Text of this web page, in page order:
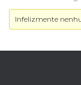
Infelizmente